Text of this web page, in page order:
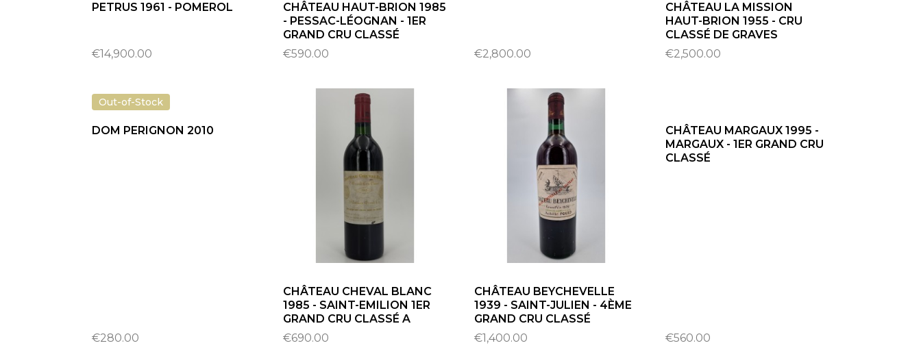
PETRUS 1961 - POMEROL
€14,900.00
CHÂTEAU HAUT-BRION 1985
- PESSAC-LÉOGNAN - 1ER
GRAND CRU CLASSÉ
€590.00
€2,800.00
CHÂTEAU LA MISSION
HAUT-BRION 1955 - CRU
CLASSÉ DE GRAVES
€2,500.00
Out-of-Stock
DOM PERIGNON 2010
€280.00
CHÂTEAU CHEVAL BLANC
1985 - SAINT-EMILION 1ER
GRAND CRU CLASSÉ A
€690.00
CHÂTEAU BEYCHEVELLE
1939 - SAINT-JULIEN - 4ÈME
GRAND CRU CLASSÉ
€1,400.00
CHÂTEAU MARGAUX 1995 -
MARGAUX - 1ER GRAND CRU
CLASSÉ
€560.00